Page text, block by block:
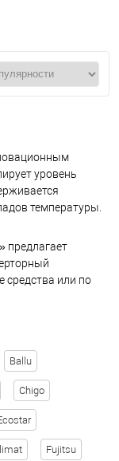
Ballu
Chigo
Fujitsu
уровень
температуры.
предлагает
средства или по